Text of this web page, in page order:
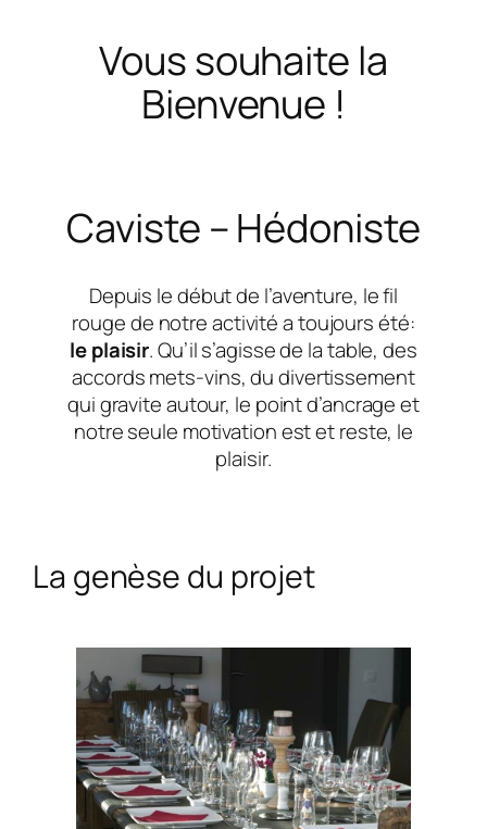
Vous souhaite la
Bienvenue !
Caviste – Hédoniste
Depuis le début de l’aventure, le fil
rouge de notre activité a toujours été:
le plaisir. Qu’il s’agisse de la table, des
accords mets-vins, du divertissement
qui gravite autour, le point d’ancrage et
notre seule motivation est et reste, le
plaisir.
La genèse du projet